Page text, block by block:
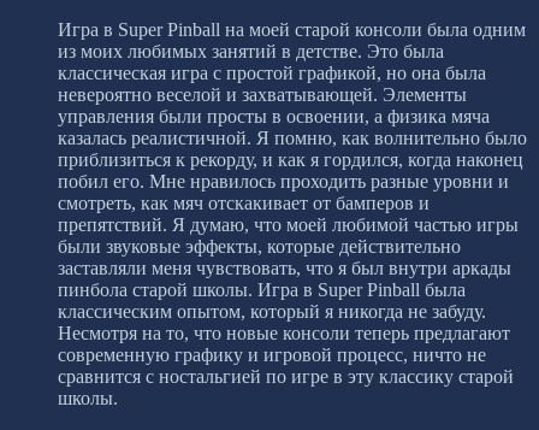
Игра в Super Pinball на моей старой консоли была одним
из моих любимых занятий в детстве. Это была
классическая игра с простой графикой, но она была
невероятно веселой и захватывающей. Элементы
управления были просты в освоении, а физика мяча
казалась реалистичной. Я помню, как волнительно было
приблизиться к рекорду, и как я гордился, когда наконец
побил его. Мне нравилось проходить разные уровни и
смотреть, как мяч отскакивает от бамперов и
препятствий. Я думаю, что моей любимой частью игры
были звуковые эффекты, которые действительно
заставляли меня чувствовать, что я был внутри аркады
пинбола старой школы. Игра в Super Pinball была
классическим опытом, который я никогда не забуду.
Несмотря на то, что новые консоли теперь предлагают
современную графику и игровой процесс, ничто не
сравнится с ностальгией по игре в эту классику старой
школы.